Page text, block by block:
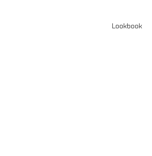
Lookbook